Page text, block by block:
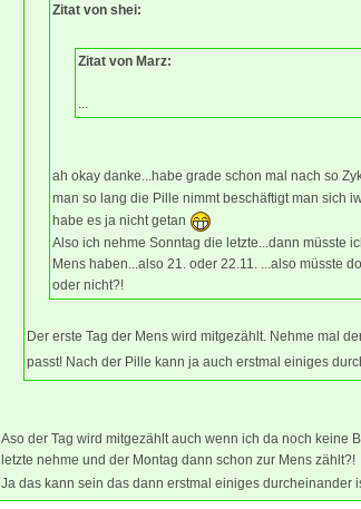
Zitat von shei:
Zitat von Marz:
ah okay danke...habe grade schon mal nach so
man so lang die Pille nimmt beschäftigt man sich
habe es ja nicht getan
Also ich nehme Sonntag die letzte...dann müsste
Mens haben...also 21. oder 22.11. ...also müsste
oder nicht?!
Der erste Tag der Mens wird mitgezählt. Nehme mal
passt! Nach der Pille kann ja auch erstmal einiges
Aso der Tag wird mitgezählt auch wenn ich da noch keine
letzte nehme und der Montag dann schon zur Mens zählt?!
Ja das kann sein das dann erstmal einiges durcheinander